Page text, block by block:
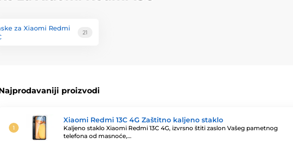
za Xiaomi Redmi
21
proizvodi
Xiaomi Redmi 13C 4G Zaštitno kaljeno staklo
Kaljeno staklo Xiaomi Redmi 13C 4G, izvrsno štiti zaslon Vašeg pametnog
telefona od masnoće,…